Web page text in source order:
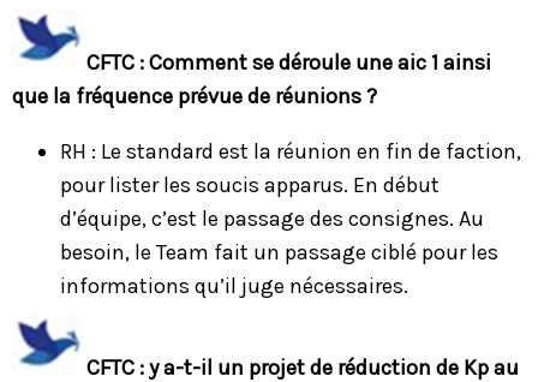
CFTC : Comment se déroule une aic 1 ainsi
que la fréquence prévue de réunions ?
RH : Le standard est la réunion en fin de faction,
pour lister les soucis apparus. En début
d’équipe, c’est le passage des consignes. Au
besoin, le Team fait un passage ciblé pour les
informations qu’il juge nécessaires.
CFTC : y a-t-il un projet de réduction de Kp au